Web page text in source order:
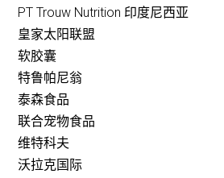
PT Trouw Nutrition 印度尼西亚
皇家太阳联盟
软胶囊
特鲁帕尼翁
泰森食品
联合宠物食品
维特科夫
沃拉克国际